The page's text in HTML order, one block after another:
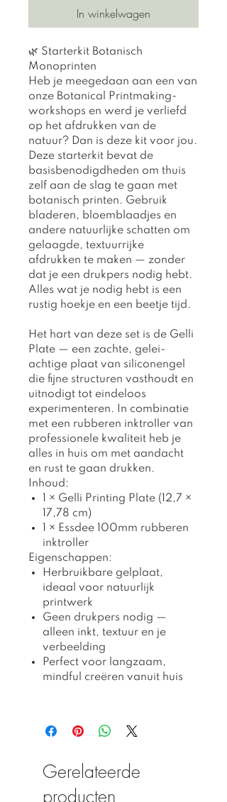
In winkelwagen
🌿 Starterkit Botanisch
Monoprinten
Heb je meegedaan aan een van
onze Botanical Printmaking-
workshops en werd je verliefd
op het afdrukken van de
natuur? Dan is deze kit voor jou.
Deze starterkit bevat de
basisbenodigdheden om thuis
zelf aan de slag te gaan met
botanisch printen. Gebruik
bladeren, bloemblaadjes en
andere natuurlijke schatten om
gelaagde, textuurrijke
afdrukken te maken — zonder
dat je een drukpers nodig hebt.
Alles wat je nodig hebt is een
rustig hoekje en een beetje tijd.
Het hart van deze set is de Gelli
Plate — een zachte, gelei-
achtige plaat van siliconengel
die fijne structuren vasthoudt en
uitnodigt tot eindeloos
experimenteren. In combinatie
met een rubberen inktroller van
professionele kwaliteit heb je
alles in huis om met aandacht
en rust te gaan drukken.
Inhoud:
1 × Gelli Printing Plate (12,7 ×
17,78 cm)
1 × Essdee 100mm rubberen
inktroller
Eigenschappen:
Herbruikbare gelplaat,
ideaal voor natuurlijk
printwerk
Geen drukpers nodig —
alleen inkt, textuur en je
verbeelding
Perfect voor langzaam,
mindful creëren vanuit huis
Gerelateerde
producten